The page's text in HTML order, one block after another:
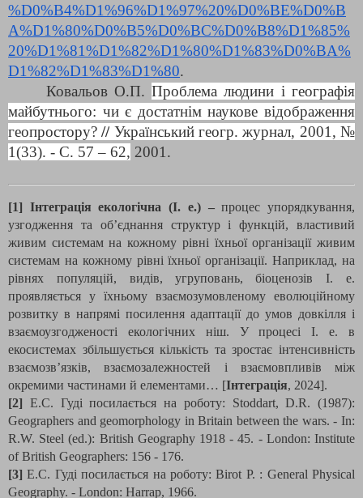
%D0%B4%D1%96%D1%97%20%D0%BE%D0%B
A%D1%80%D0%B5%D0%BC%D0%B8%D1%85%
20%D1%81%D1%82%D1%80%D1%83%D0%BA%
D1%82%D1%83%D1%80.
Ковальов О.П.Проблема людини і географія
майбутнього: чи є достатнім наукове відображення
геопростору?// Український геогр. журнал, 2001, №
1(33). - С. 57 – 62, 2001.
[1] Інтеграція екологічна (І. е.) –процес упорядкування,
узгодження та об’єднання структур і функцій, властивий
живим системам на кожному рівні їхньої організації живим
системам на кожному рівні їхньої організації. Наприклад, на
рівнях популяцій, видів, угруповань, біоценозів І. е.
проявляється у їхньому взаємозумовленому еволюційному
розвитку в напрямі посилення адаптації до умов довкілля і
взаємоузгодженості екологічних ніш. У процесі І. е. в
екосистемах збільшується кількість та зростає інтенсивність
взаємозв’язків, взаємозалежностей і взаємовпливів між
окремими частинами й елементами… [Інтеграція, 2024].
[2] Е.С. Гуді посилається на роботу: Stoddart, D.R. (1987):
Geographers and geomorphology in Britain between the wars. - In:
R.W. Steel (ed.): British Geography 1918 - 45. - London: Institute
of British Geographers: 156 - 176.
[3]Е.С. Гуді посилається на роботу: Birot Р. : General Physical
Geography. - London: Harrap, 1966.